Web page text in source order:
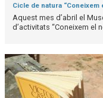
Cicle de natura
Aquest mes d’abril el
d’activitats “Coneixem el